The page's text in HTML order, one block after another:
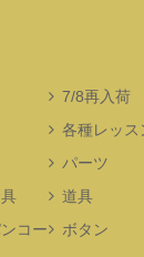
7/8再入荷
各種レッ
パーツ
道具
コー
ボタン